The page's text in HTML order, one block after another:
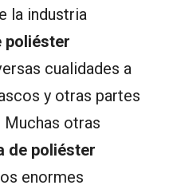
la industria
poliéster
cualidades a
y otras partes
Muchas otras
de poliéster
enormes